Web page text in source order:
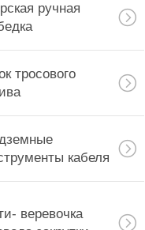
ручная
тросового
кабеля
веревочка